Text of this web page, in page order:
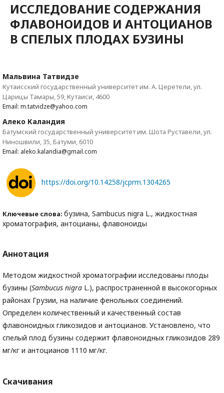
ИССЛЕДОВАНИЕ СОДЕРЖАНИЯ
ФЛАВОНОИДОВ И АНТОЦИАНОВ
В СПЕЛЫХ ПЛОДАХ БУЗИНЫ
Мальвина Татвидзе
Кутаисский государственный университет им. А. Церетели, ул.
Царицы Тамары, 59, Кутаиси, 4600
Email: m.tatvidze@yahoo.com
Алеко Каландия
Батумский государственный университет им. Шота Руставели, ул.
Ниношвили, 35, Батуми, 6010
Email: aleko.kalandia@gmail.com
https://doi.org/10.14258/jcprm.1304265
Ключевые слова: бузина, Sambucus nigra L., жидкостная
хроматография, антоцианы, флавоноиды
Аннотация
Методом жидкостной хроматографии исследованы плоды
бузины (Sambucus nigra L.), распространенной в высокогорных
районах Грузии, на наличие фенольных соединений.
Определен количественный и качественный состав
флавоноидных гликозидов и антоцианов. Установлено, что
спелый плод бузины содержит флавоноидных гликозидов 289
мг/кг и антоцианов 1110 мг/кг.
Скачивания